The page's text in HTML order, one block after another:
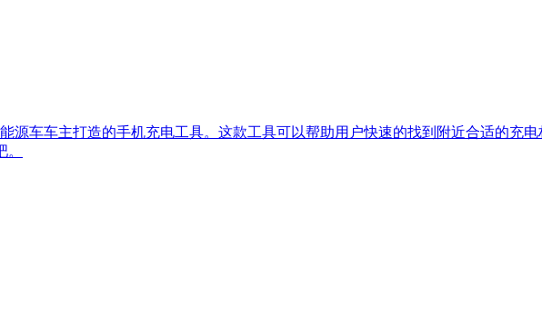
源车车主打造的手机充电工具。这款工具可以帮助用户快速的找到附近合适的充